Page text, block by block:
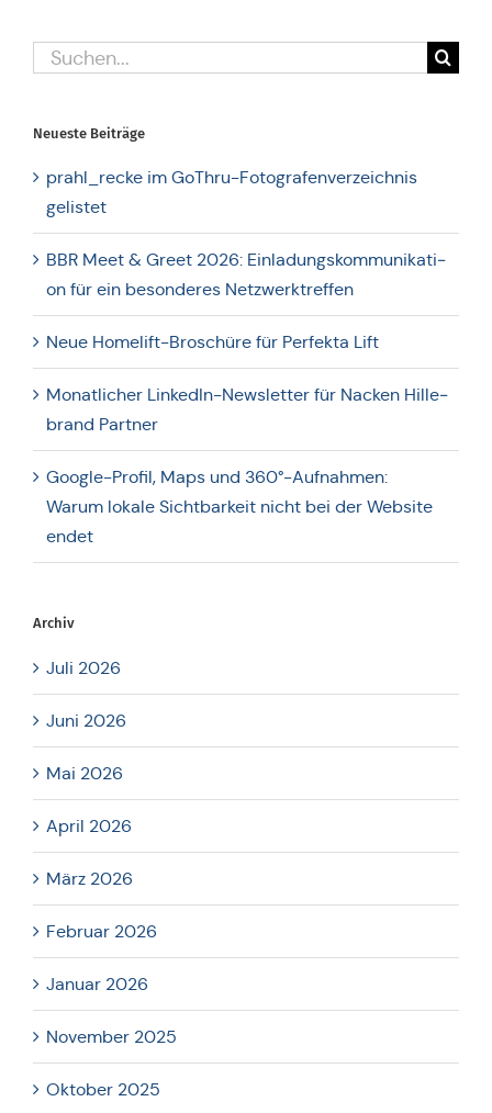
Suche
Neueste Bei­trä­ge
prahl_recke im GoThru-Foto­gra­fen­ver­zeich­nis
gelistet
BBR Meet & Greet 2026: Ein­la­dungs­kom­mu­ni­ka­ti­
on für ein beson­de­res Netzwerktreffen
Neue Home­lift-Bro­schü­re für Per­fekta Lift
Monat­li­cher Lin­ke­dIn-News­let­ter für Nacken Hil­le­
brand Partner
Google-Profil, Maps und 360°-Aufnahmen:
Warum lokale Sicht­bar­keit nicht bei der Website
endet
Archiv
Juli 2026
Juni 2026
Mai 2026
April 2026
März 2026
Februar 2026
Januar 2026
November 2025
Oktober 2025